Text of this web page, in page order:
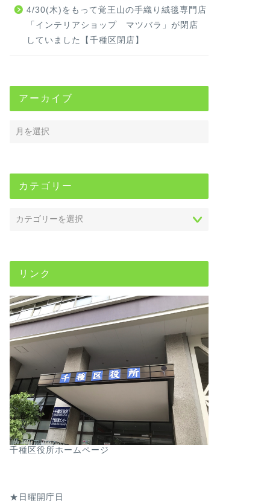
4/30(木)をもって覚王山の手織り絨毯専門店
「インテリアショップ マツバラ」が閉店
していました【千種区閉店】
アーカイブ
カテゴリー
リンク
千種区役所ホームページ
★日曜開庁日